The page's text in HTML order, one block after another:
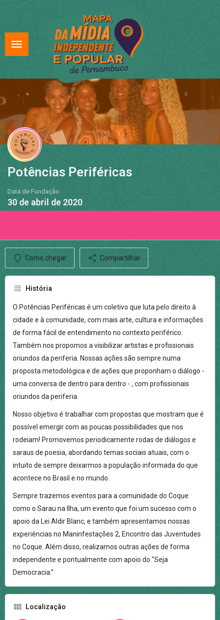
Potências Periféricas
Data de Fundação
30 de abril de 2020
Como chegar Compartilhar
História
O Potências Periféricas é um coletivo que luta pelo direito à
cidade e à comunidade, com mais arte, cultura e informações
de forma fácil de entendimento no contexto periférico.
Também nos propomos a visibilizar artistas e profissionais
oriundos da periferia. Nossas ações são sempre numa
proposta metodológica e de ações que proponham o diálogo -
uma conversa de dentro para dentro - , com profissionais
oriundos da periferia.
Nosso objetivo é trabalhar com propostas que mostram que é
possível emergir com as poucas possibilidades que nos
rodeiam! Promovemos periodicamente rodas de diálogos e
saraus de poesia, abordando temas sociais atuais, com o
intuito de sempre deixarmos a população informada do que
acontece no Brasil e no mundo.
Sempre trazemos eventos para a comunidade do Coque
como o Sarau na Ilha, um evento que foi um sucesso com o
apoio da Lei Aldir Blanc, e também apresentamos nossas
experiências no Maninfestações 2, Encontro das Juventudes
no Coque. Além disso, realizamos outras ações de forma
independente e pontualmente com apoio do "Seja
Democracia.”
Localização